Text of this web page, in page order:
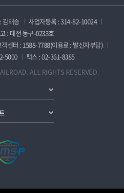
김태승
사업자등록 : 314-82-10024
: 대전 동구-0233호
객센터 : 1588-7788(이용료 : 발신자부담)
5000
팩스 : 02-361-8385
ALL RIGHTS RESERVED.